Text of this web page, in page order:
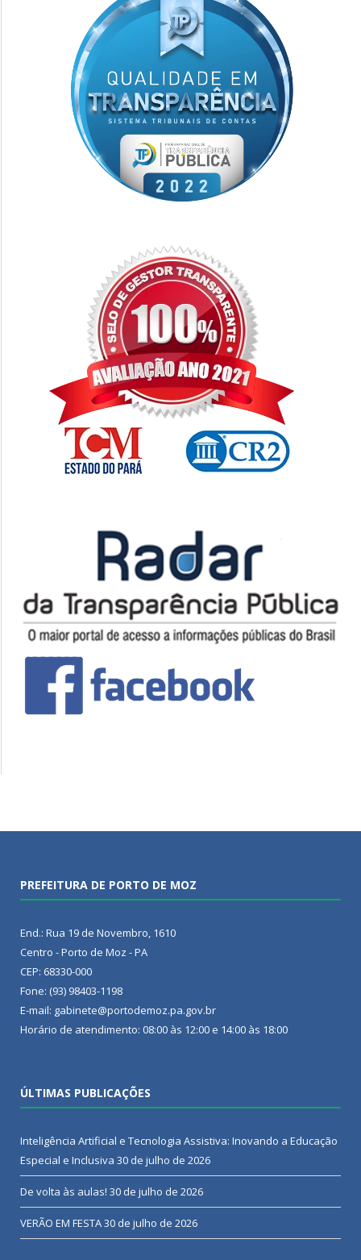
PREFEITURA DE PORTO DE MOZ
End.: Rua 19 de Novembro, 1610
Centro - Porto de Moz - PA
CEP: 68330-000
Fone: (93) 98403-1198
E-mail: gabinete@portodemoz.pa.gov.br
Horário de atendimento: 08:00 às 12:00 e 14:00 às 18:00
ÚLTIMAS PUBLICAÇÕES
Inteligência Artificial e Tecnologia Assistiva: Inovando a Educação
Especial e Inclusiva 30 de julho de 2026
De volta às aulas! 30 de julho de 2026
VERÃO EM FESTA30 de julho de 2026